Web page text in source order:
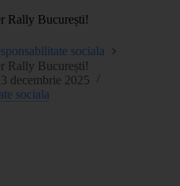
Rally București!
sociala
Rally București!
decembrie 2025
sociala